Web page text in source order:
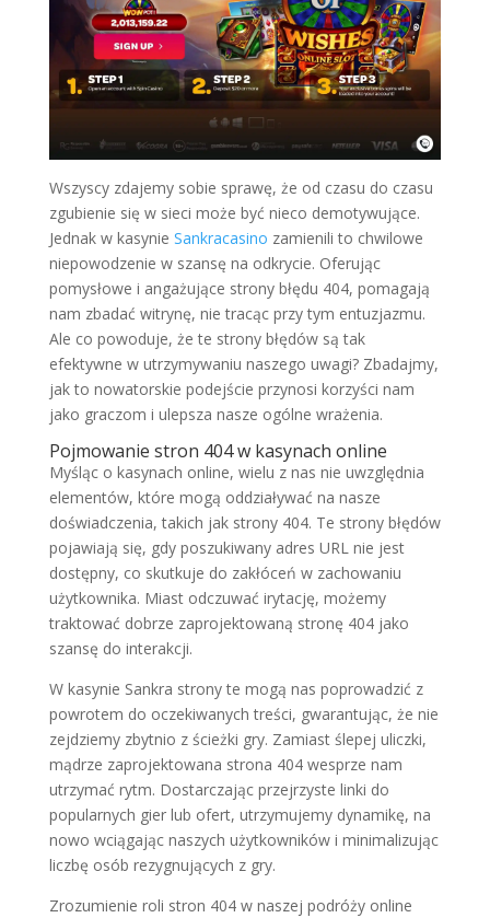
Wszyscy zdajemy sobie sprawę, że od czasu do czasu
zgubienie się w sieci może być nieco demotywujące.
Jednak w kasynie Sankracasino zamienili to chwilowe
niepowodzenie w szansę na odkrycie. Oferując
pomysłowe i angażujące strony błędu 404, pomagają
nam zbadać witrynę, nie tracąc przy tym entuzjazmu.
Ale co powoduje, że te strony błędów są tak
efektywne w utrzymywaniu naszego uwagi? Zbadajmy,
jak to nowatorskie podejście przynosi korzyści nam
jako graczom i ulepsza nasze ogólne wrażenia.
Pojmowanie stron 404 w kasynach online
Myśląc o kasynach online, wielu z nas nie uwzględnia
elementów, które mogą oddziaływać na nasze
doświadczenia, takich jak strony 404. Te strony błędów
pojawiają się, gdy poszukiwany adres URL nie jest
dostępny, co skutkuje do zakłóceń w zachowaniu
użytkownika. Miast odczuwać irytację, możemy
traktować dobrze zaprojektowaną stronę 404 jako
szansę do interakcji.
W kasynie Sankra strony te mogą nas poprowadzić z
powrotem do oczekiwanych treści, gwarantując, że nie
zejdziemy zbytnio z ścieżki gry. Zamiast ślepej uliczki,
mądrze zaprojektowana strona 404 wesprze nam
utrzymać rytm. Dostarczając przejrzyste linki do
popularnych gier lub ofert, utrzymujemy dynamikę, na
nowo wciągając naszych użytkowników i minimalizując
liczbę osób rezygnujących z gry.
Zrozumienie roli stron 404 w naszej podróży online